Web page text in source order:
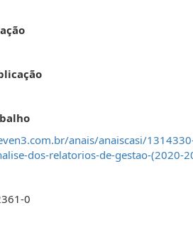
anais/anaiscasi/
dos-relatorios-de-gestao-(2020-
0